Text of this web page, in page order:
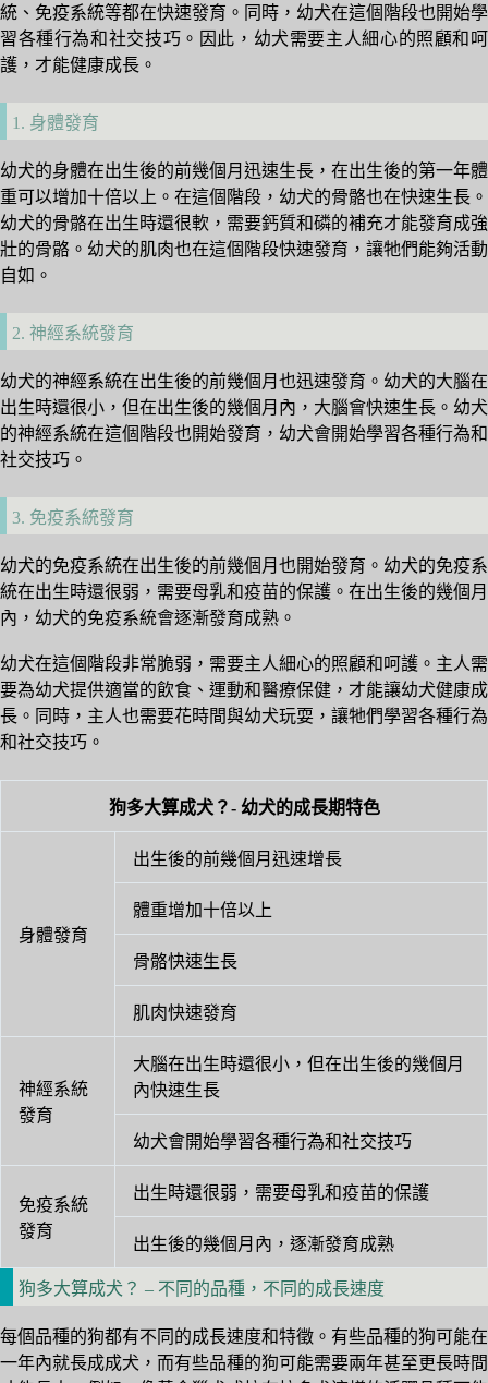
統、免疫系統等都在快速發育。同時，幼犬在這個階段也開始學
習各種行為和社交技巧。因此，幼犬需要主人細心的照顧和呵
護，才能健康成長。
1. 身體發育
幼犬的身體在出生後的前幾個月迅速生長，在出生後的第一年體
重可以增加十倍以上。在這個階段，幼犬的骨骼也在快速生長。
幼犬的骨骼在出生時還很軟，需要鈣質和磷的補充才能發育成強
壯的骨骼。幼犬的肌肉也在這個階段快速發育，讓牠們能夠活動
自如。
2. 神經系統發育
幼犬的神經系統在出生後的前幾個月也迅速發育。幼犬的大腦在
出生時還很小，但在出生後的幾個月內，大腦會快速生長。幼犬
的神經系統在這個階段也開始發育，幼犬會開始學習各種行為和
社交技巧。
3. 免疫系統發育
幼犬的免疫系統在出生後的前幾個月也開始發育。幼犬的免疫系
統在出生時還很弱，需要母乳和疫苗的保護。在出生後的幾個月
內，幼犬的免疫系統會逐漸發育成熟。
幼犬在這個階段非常脆弱，需要主人細心的照顧和呵護。主人需
要為幼犬提供適當的飲食、運動和醫療保健，才能讓幼犬健康成
長。同時，主人也需要花時間與幼犬玩耍，讓牠們學習各種行為
和社交技巧。
狗多大算成犬？- 幼犬的成長期特色
身體發育
出生後的前幾個月迅速增長
體重增加十倍以上
骨骼快速生長
肌肉快速發育
神經系統
發育
大腦在出生時還很小，但在出生後的幾個月
內快速生長
幼犬會開始學習各種行為和社交技巧
免疫系統
發育
出生時還很弱，需要母乳和疫苗的保護
出生後的幾個月內，逐漸發育成熟
狗多大算成犬？ – 不同的品種，不同的成長速度
每個品種的狗都有不同的成長速度和特徵。有些品種的狗可能在
一年內就長成成犬，而有些品種的狗可能需要兩年甚至更長時間